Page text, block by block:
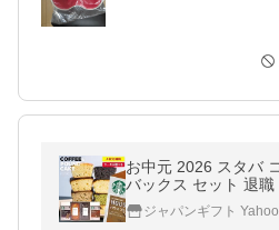
お中元 2026 スタバ
バックス セット 退職
し おしゃれ お菓子
気祝い 4個入 asno
ジャパンギフト